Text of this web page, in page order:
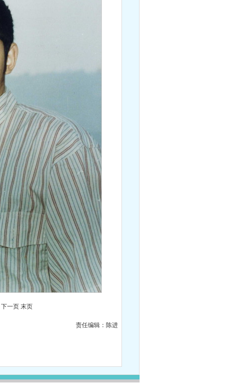
下一页 末页
责任编辑：陈进